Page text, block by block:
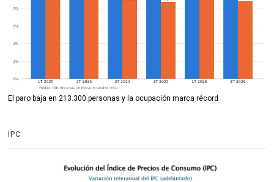
El paro baja en 213.300 personas y la ocupación marca récord
IPC